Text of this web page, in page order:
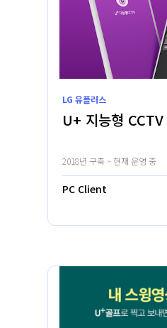
LG 유플러스
U+ 지능형 CCTV
2018년 구축 ~ 현재 운영 중
PC Client